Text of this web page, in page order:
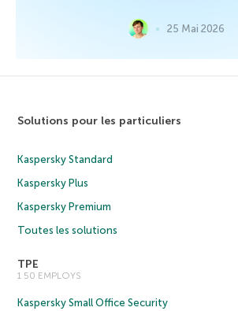
25 Mai 2026
Solutions pour les particuliers
Kaspersky Standard
Kaspersky Plus
Kaspersky Premium
Toutes les solutions
TPE
1 50 EMPLOYS
Kaspersky Small Office Security